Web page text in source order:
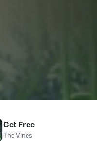
Get Free
The Vines